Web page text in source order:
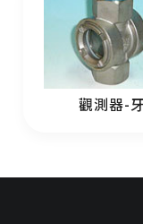
觀測器-牙